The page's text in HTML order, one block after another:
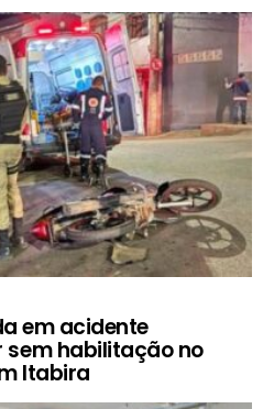
em acidente
habilitação no
Itabira